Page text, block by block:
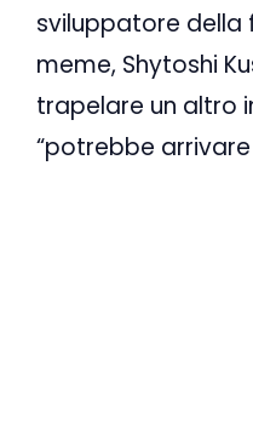
sviluppatore
meme, Shytoshi
trapelare un altro
“potrebbe